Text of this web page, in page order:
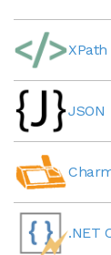
JSON
.NET